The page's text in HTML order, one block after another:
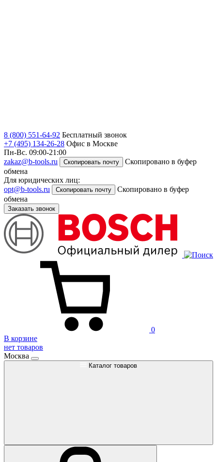
8 (800) 551-64-92 Бесплатный звонок
+7 (495) 134-26-28 Офис в Москве
Пн-Вс. 09:00-21:00
zakaz@b-tools.ru
Скопировать почту
Скопировано в буфер
обмена
Для юридических лиц:
opt@b-tools.ru
Скопировать почту
Скопировано в буфер
обмена
Заказать звонок
0
В корзине
нет товаров
Москва
Каталог товаров